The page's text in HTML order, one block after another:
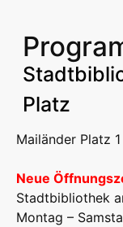
Platz
Mailänder Platz
Neue
Stadtbibliothek
Montag –